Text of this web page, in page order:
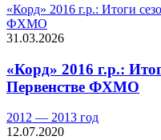
«Корд» 2016 г.р.: Итоги
ФХМО
31.03.2026
«Корд» 2016 г.р.:
Первенстве ФХМО
2012 — 2013 год
12.07.2020